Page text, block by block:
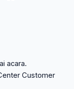
acara.
Customer